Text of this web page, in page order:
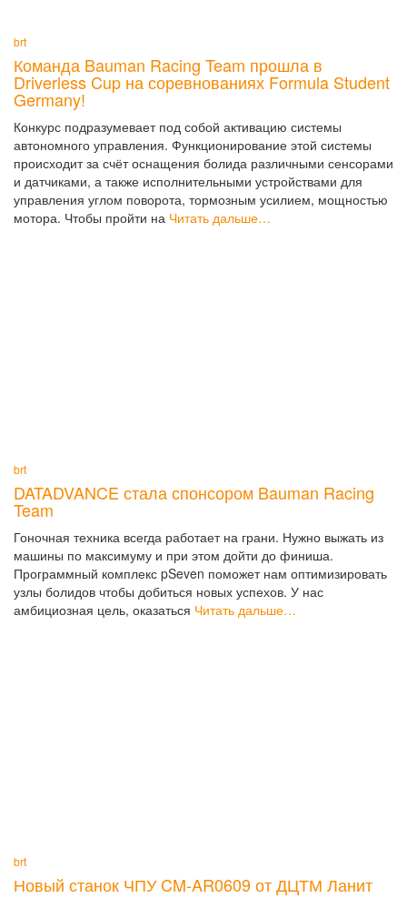
brt
Команда Bauman Racing Team прошла в
Driverless Cup на соревнованиях Formula Student
Germany!
Конкурс подразумевает под собой активацию системы
автономного управления. Функционирование этой системы
происходит за счёт оснащения болида различными сенсорами
и датчиками, а также исполнительными устройствами для
управления углом поворота, тормозным усилием, мощностью
мотора. Чтобы пройти на Читать дальше…
brt
DATADVANCE стала спонсором Bauman Racing
Team
Гоночная техника всегда работает на грани. Нужно выжать из
машины по максимуму и при этом дойти до финиша.
Программный комплекс pSeven поможет нам оптимизировать
узлы болидов чтобы добиться новых успехов. У нас
амбициозная цель, оказаться Читать дальше…
brt
Новый станок ЧПУ CM-AR0609 от ДЦТМ Ланит